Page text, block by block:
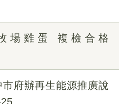
場雞蛋 複檢合格
府辦再生能源推廣說